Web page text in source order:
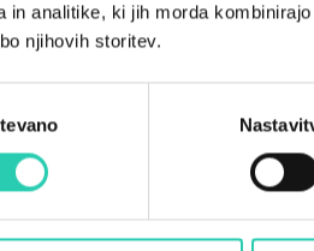
in analitike, ki jih morda
njihovih storitev.